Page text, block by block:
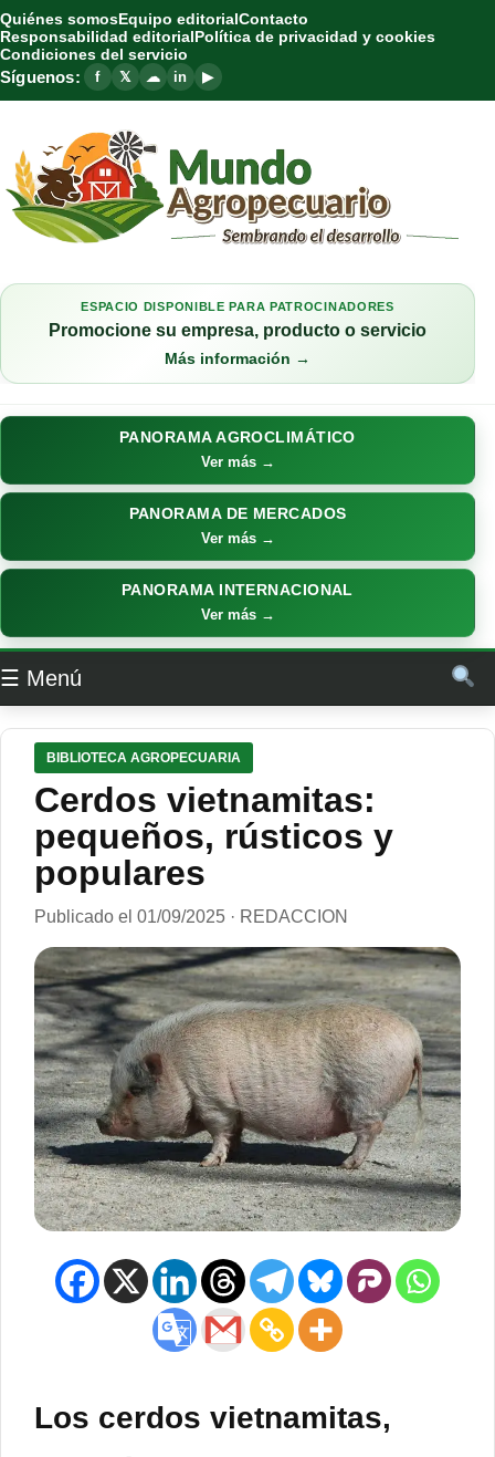
Quiénes somosEquipo editorialContacto
Responsabilidad editorialPolítica de privacidad y cookies
Condiciones del servicio
Síguenos: f 𝕏 ☁ in ▶
ESPACIO DISPONIBLE PARA PATROCINADORES
Promocione su empresa, producto o servicio
Más información →
PANORAMA AGROCLIMÁTICO
Ver más →
PANORAMA DE MERCADOS
Ver más →
PANORAMA INTERNACIONAL
Ver más →
☰ Menú
BIBLIOTECA AGROPECUARIA
Cerdos vietnamitas:
pequeños, rústicos y
populares
Publicado el 01/09/2025 · REDACCION
Los cerdos vietnamitas,